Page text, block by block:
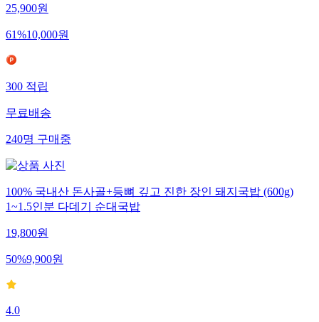
25,900원
61%10,000원
300적립
무료배송
240명구매중
100% 국내산 돈사골+등뼈 깊고 진한 장인 돼지국밥 (600g)
1~1.5인분 다데기 순대국밥
19,800원
50%9,900원
4.0